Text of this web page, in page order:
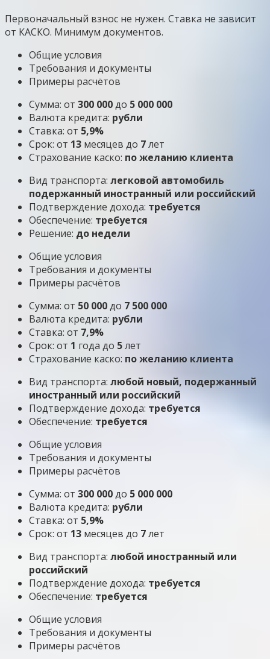
Первоначальный взнос не нужен. Ставка не зависит
от КАСКО. Минимум документов.
Общие условия
Требования и документы
Примеры расчётов
Сумма: от 300 000до 5 000 000
Валюта кредита: рубли
Ставка: от 5,9%
Срок: от 13 месяцев до 7лет
Страхование каско: по желанию клиента
Вид транспорта: легковой автомобиль
подержанный иностранный или российский
Подтверждение дохода: требуется
Обеспечение: требуется
Решение: до недели
Общие условия
Требования и документы
Примеры расчётов
Сумма: от 50 000до 7 500 000
Валюта кредита: рубли
Ставка: от 7,9%
Срок: от 1 года до 5лет
Страхование каско: по желанию клиента
Вид транспорта: любой новый, подержанный
иностранный или российский
Подтверждение дохода: требуется
Обеспечение: требуется
Общие условия
Требования и документы
Примеры расчётов
Сумма: от 300 000до 5 000 000
Валюта кредита: рубли
Ставка: от 5,9%
Срок: от 13 месяцев до 7лет
Вид транспорта: любой иностранный или
российский
Подтверждение дохода: требуется
Обеспечение: требуется
Общие условия
Требования и документы
Примеры расчётов